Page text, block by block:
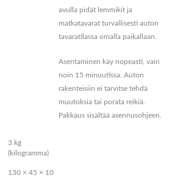
avulla pidät lemmikit ja
matkatavarat turvallisesti auton
tavaratilassa omalla paikallaan.
Asentaminen käy nopeasti, vain
noin 15 minuutissa. Auton
rakenteisiin ei tarvitse tehdä
muutoksia tai porata reikiä.
Pakkaus sisältää asennusohjeen.
3 kg
(kilogramma)
130 × 45 × 10